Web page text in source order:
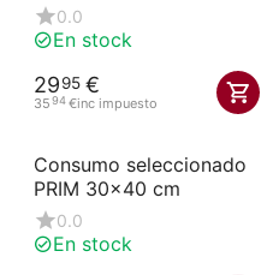
0.0
En stock
2995 €
3594€inc impuesto
Consumo seleccionado
PRIM 30x40 cm
0.0
En stock